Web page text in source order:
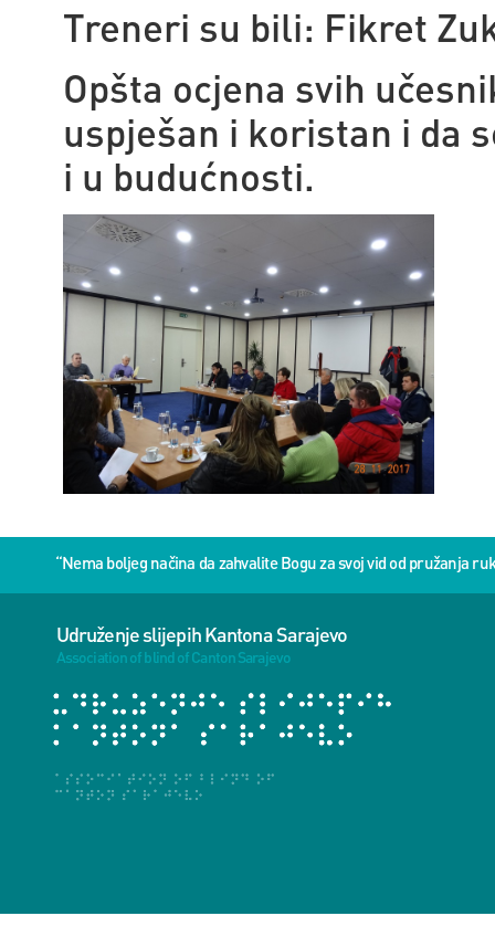
Treneri su bili: Fikret
Opšta ocjena svih
uspješan i koristan i da
i u budućnosti.
“Nema boljeg načina da zahvalite Bogu za svoj vid od pružanja
Udruženje slijepih Kantona Sarajevo
Association of blind of Canton Sarajevo